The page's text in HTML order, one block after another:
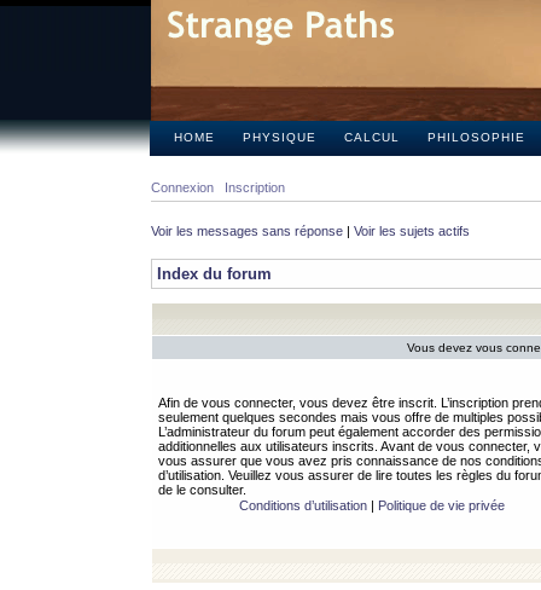
HOME PHYSIQUE CALCUL PHILOSOPHIE
Connexion Inscription
Voir les messages sans réponse | Voir les sujets actifs
Index du forum
Vous devez vous
Afin de vous connecter, vous devez être inscrit. L’inscription
seulement quelques secondes mais vous offre de multiples
L’administrateur du forum peut également accorder des
additionnelles aux utilisateurs inscrits. Avant de vous connecter,
vous assurer que vous avez pris connaissance de nos
d’utilisation. Veuillez vous assurer de lire toutes les règles du
de le consulter.
Conditions d’utilisation| Politique de vie privée